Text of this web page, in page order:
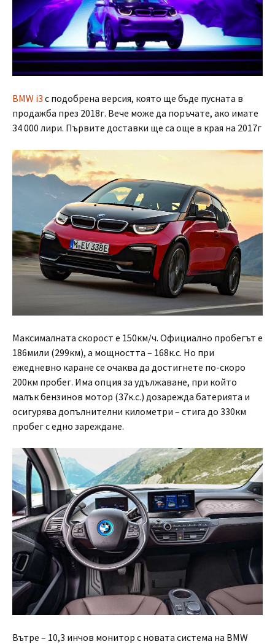
BMW i3 с подобрена версия, която ще бъде пусната в
продажба през 2018г. Вече може да поръчате, ако имате
34 000 лири. Първите доставки ще са още в края на 2017г
Максималната скорост е 150км/ч. Официално пробегът е
186мили (299км), а мощността – 168к.с. Но при
ежедневно каране се очаква да достигнете по-скоро
200км пробег. Има опция за удължаване, при който
малък бензинов мотор (37к.с.) дозарежда батерията и
осигурява допълнителни километри – стига до 330км
пробег с едно зареждане.
Вътре – 10,3 инчов монитор с новата система на BMW